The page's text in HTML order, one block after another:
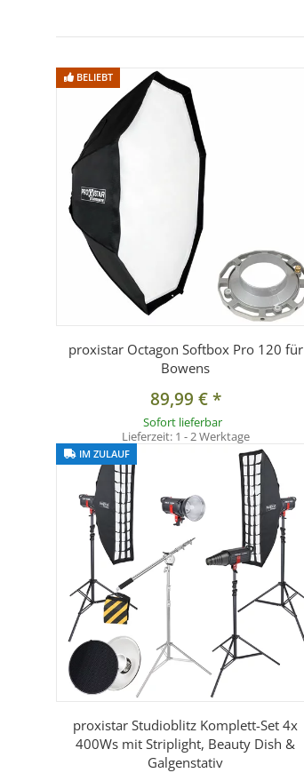
BELIEBT
proxistar Octagon Softbox Pro 120 für
Bowens
89,99 €*
Sofort lieferbar
Lieferzeit: 1 - 2 Werktage
IM ZULAUF
proxistar Studioblitz Komplett-Set 4x
400Ws mit Striplight, Beauty Dish &
Galgenstativ